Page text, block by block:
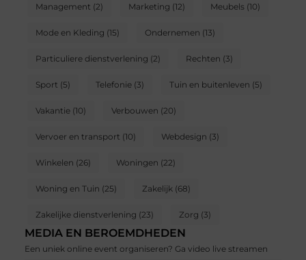
Management (2) Marketing (12) Meubels(10)
Mode en Kleding (15) Ondernemen (13)
Particuliere dienstverlening (2) Rechten (3)
Sport (5) Telefonie(3) Tuin en buitenleven (5)
Vakantie(10) Verbouwen (20)
Vervoer en transport (10) Webdesign (3)
Winkelen (26) Woningen (22)
Woning en Tuin (25) Zakelijk (68)
Zakelijke dienstverlening (23) Zorg (3)
MEDIA EN BEROEMDHEDEN
Een uniek online event organiseren? Ga video live streamen